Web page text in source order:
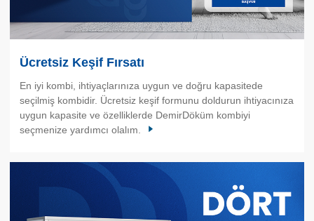
Ücretsiz Keşif Fırsatı
En iyi kombi, ihtiyaçlarınıza uygun ve doğru kapasitede
seçilmiş kombidir. Ücretsiz keşif formunu doldurun ihtiyacınıza
uygun kapasite ve özelliklerde DemirDöküm kombiyi
seçmenize yardımcı olalım.